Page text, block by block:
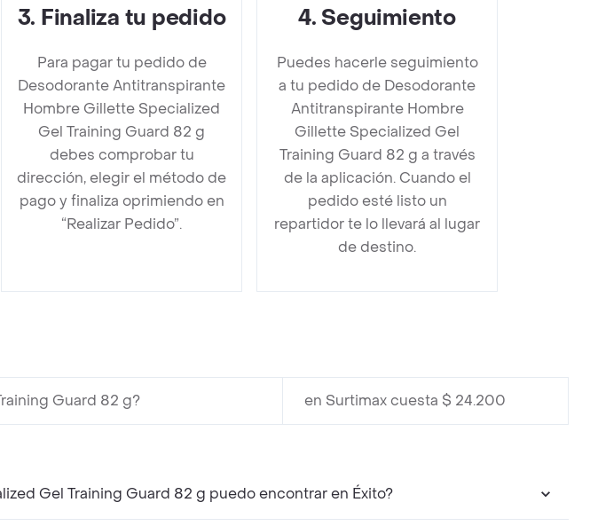
3. Finaliza tu pedido
Para pagar tu pedido de
Desodorante Antitranspirante
Hombre Gillette Specialized
Gel Training Guard 82 g
debes comprobar tu
dirección, elegir el método de
pago y finaliza oprimiendo en
“Realizar Pedido”.
4. Seguimiento
Puedes hacerle seguimiento
a tu pedido de Desodorante
Antitranspirante Hombre
Gillette Specialized Gel
Training Guard 82 g a través
de la aplicación. Cuando el
pedido esté listo un
repartidor te lo llevará al lugar
de destino.
Guard 82 g? en Surtimax cuesta $ 24.200
Gel Training Guard 82 g puedo encontrar en Éxito?